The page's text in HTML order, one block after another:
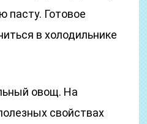
пасту. Готовое
в холодильнике
овощ. На
свойствах